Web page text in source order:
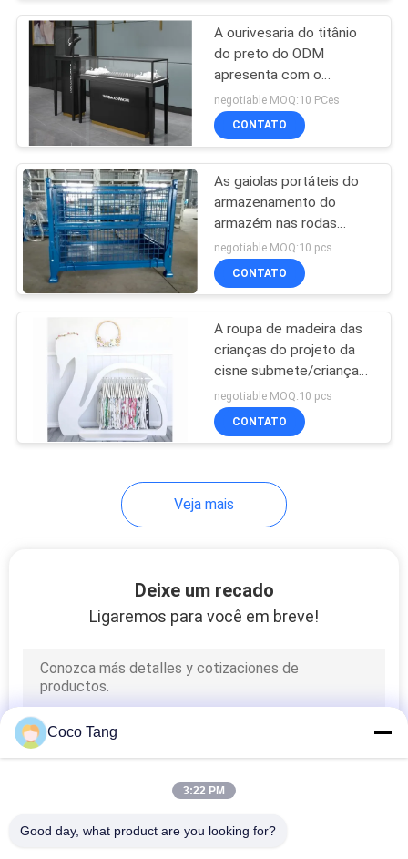
Prateleiras de
exposição da
farmácia
prateleiras de
exposição
cosméticas
prateleiras de
equipamento
Shelving da
despensa
A ourivesaria do titânio
do preto do ODM
apresenta com o
fechamento elétrico de
vidro ultra branco
negotiable MOQ:10 PCes
CONTATO
As gaiolas portáteis do
armazenamento do
armazém nas rodas
personalizaram
tamanhos/cores
negotiable MOQ:10 pcs
CONTATO
A roupa de madeira das
crianças do projeto da
cisne submete/criança
que elegante a roupa
submete o suporte
negotiable MOQ:10 pcs
CONTATO
Veja mais
Deixe um recado
Ligaremos para você em breve!
Coco Tang
3:22 PM
Good day, what product are you looking for?